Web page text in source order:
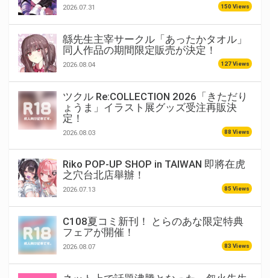
2026.07.31 150 Views
緜先生主宰サークル「あったかタオル」
同人作品の期間限定販売が決定！
2026.08.04 127 Views
ツクル Re:COLLECTION 2026「きただり
ょうま」イラスト展グッズ受注再販決
定！
2026.08.03 88 Views
Riko POP-UP SHOP in TAIWAN 即將在虎
之穴台北店舉辦！
2026.07.13 85 Views
C108夏コミ新刊！ とらのあな限定特典
フェアが開催！
2026.08.07 83 Views